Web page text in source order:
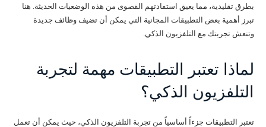
بطرق تقليدية، مما يعيق استفادتهم القصوى من هذه الوضعيات الحديثة. هنا
تبرز أهمية بعض التطبيقات المجانية التي يمكن أن تضيف وظائف جديدة
وتنعش تجربتك مع التلفزيون الذكي.
لماذا تعتبر التطبيقات مهمة لتجربة
التلفزيون الذكي؟
تعتبر التطبيقات جزءاً أساسياً من تجربة التلفزيون الذكي، حيث يمكن أن تعمل